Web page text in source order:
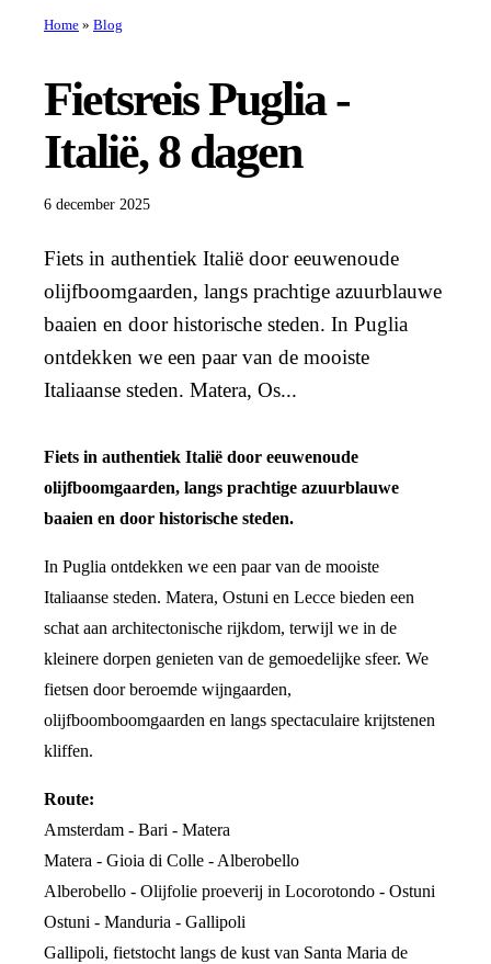
Home » Blog
Fietsreis Puglia -
Italië, 8 dagen
6 december 2025
Fiets in authentiek Italië door eeuwenoude
olijfboomgaarden, langs prachtige azuurblauwe
baaien en door historische steden. In Puglia
ontdekken we een paar van de mooiste
Italiaanse steden. Matera, Os...
Fiets in authentiek Italië door eeuwenoude
olijfboomgaarden, langs prachtige azuurblauwe
baaien en door historische steden.
In Puglia ontdekken we een paar van de mooiste
Italiaanse steden. Matera, Ostuni en Lecce bieden een
schat aan architectonische rijkdom, terwijl we in de
kleinere dorpen genieten van de gemoedelijke sfeer. We
fietsen door beroemde wijngaarden,
olijfboomboomgaarden en langs spectaculaire krijtstenen
kliffen.
Route:
Amsterdam - Bari - Matera
Matera - Gioia di Colle - Alberobello
Alberobello - Olijfolie proeverij in Locorotondo - Ostuni
Ostuni - Manduria - Gallipoli
Gallipoli, fietstocht langs de kust van Santa Maria de